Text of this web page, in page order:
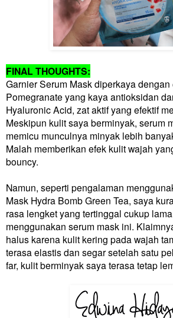
FINAL THOUGHTS:
Garnier Serum Mask diperkaya dengan
Pomegranate yang kaya antioksidan
Hyaluronic Acid, zat aktif yang efektif
Meskipun kulit saya berminyak, serum
memicu munculnya minyak lebih
Malah memberikan efek kulit wajah
bouncy.
Namun, seperti pengalaman
Mask Hydra Bomb Green Tea, saya
rasa lengket yang tertinggal cukup
menggunakan serum mask ini.
halus karena kulit kering pada wajah
terasa elastis dan segar setelah satu
far, kulit berminyak saya terasa tetap